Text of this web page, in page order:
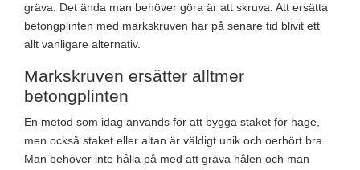
gräva. Det ända man behöver göra är att skruva. Att ersätta
betongplinten med markskruven har på senare tid blivit ett
allt vanligare alternativ.
Markskruven ersätter alltmer
betongplinten
En metod som idag används för att bygga staket för hage,
men också staket eller altan är väldigt unik och oerhört bra.
Man behöver inte hålla på med att gräva hålen och man